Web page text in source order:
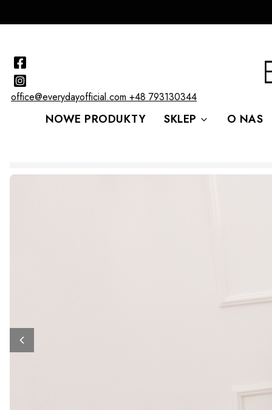
office@everydayofficial.com +48 793130344
NOWE PRODUKTY SKLEP O NAS